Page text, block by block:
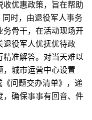
收优惠政策，旨在帮助
同时，由退役军人事务
务骨干，在活动现场开
退役军人优抚优待政
准解答。对当天难以
，城市运营中心设置
问题交办清单》，递
，确保事事有回音、件